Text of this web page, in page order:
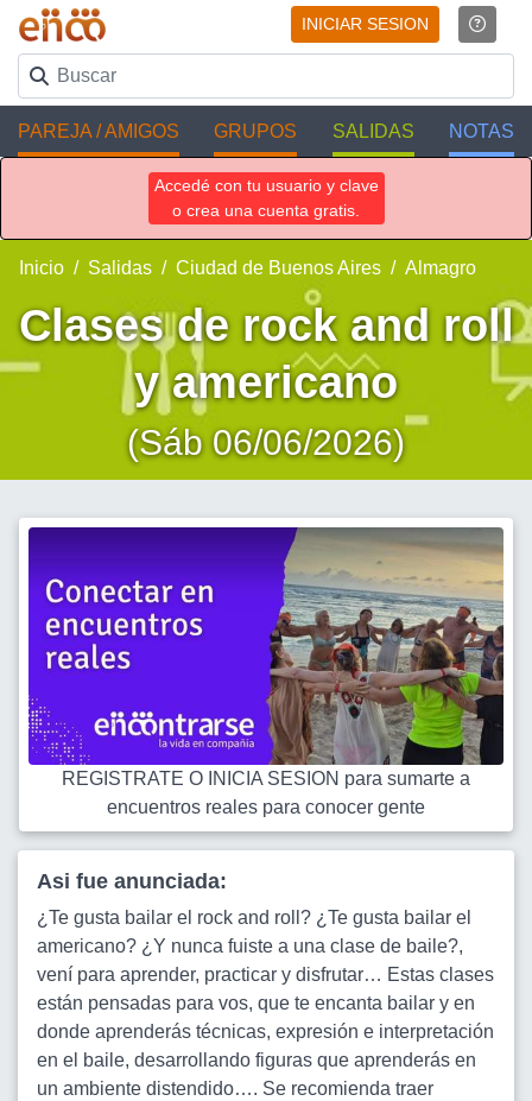
INICIAR SESION
PAREJA / AMIGOS GRUPOS SALIDAS NOTAS
Accedé con tu usuario y clave
o crea una cuenta gratis.
Inicio Salidas Ciudad de Buenos Aires Almagro
Clases de rock and roll
y americano
(Sáb 06/06/2026)
REGISTRATE O INICIA SESION para sumarte a
encuentros reales para conocer gente
Asi fue anunciada:
¿Te gusta bailar el rock and roll? ¿Te gusta bailar el
americano? ¿Y nunca fuiste a una clase de baile?,
vení para aprender, practicar y disfrutar… Estas clases
están pensadas para vos, que te encanta bailar y en
donde aprenderás técnicas, expresión e interpretación
en el baile, desarrollando figuras que aprenderás en
un ambiente distendido…. Se recomienda traer